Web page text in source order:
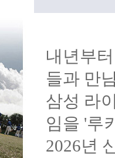
내년부
들과 만
삼성 라
임을 '루
2026년